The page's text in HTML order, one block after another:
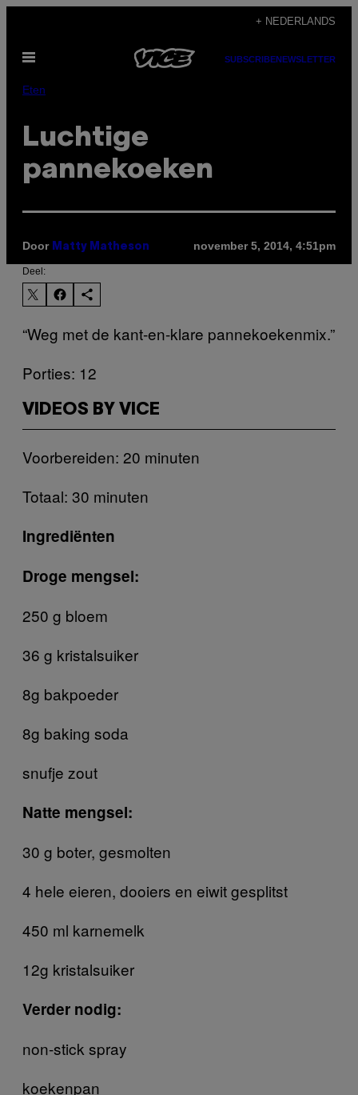
de
inhoud
+ NEDERLANDS
Open
SUBSCRIBENEWSLETTER
Eten
Luchtige
pannekoeken
Door Matty Matheson november 5, 2014, 4:51pm
Deel:
“Weg met de kant-en-klare pannekoekenmix.”
Porties: 12
VIDEOS BY VICE
Voorbereiden: 20 minuten
Totaal: 30 minuten
Ingrediënten
Droge mengsel:
250 g bloem
36 g kristalsuiker
8g bakpoeder
8g baking soda
snufje zout
Natte mengsel:
30 g boter, gesmolten
4 hele eieren, dooiers en eiwit gesplitst
450 ml karnemelk
12g kristalsuiker
Verder nodig:
non-stick spray
koekenpan